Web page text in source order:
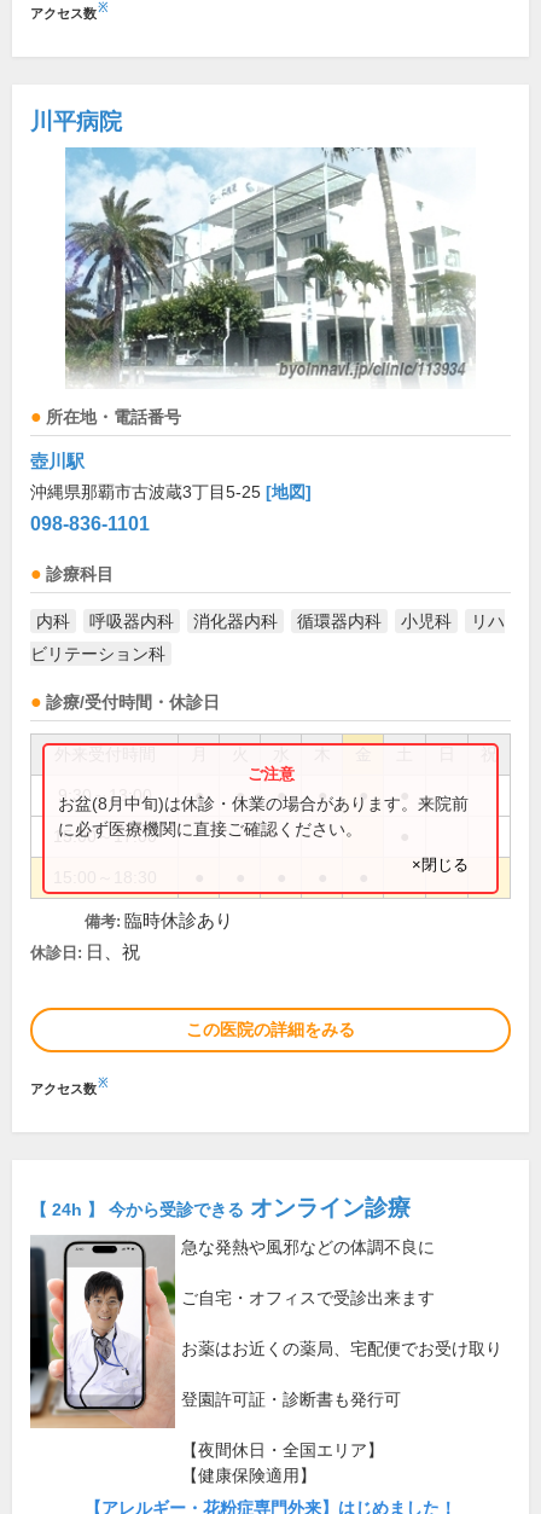
アクセス数※
川平病院
所在地・電話番号
壺川駅
沖縄県那覇市古波蔵3丁目5-25 [地図]
098-836-1101
診療科目
内科 呼吸器内科 消化器内科 循環器内科 小児科
リハ
ビリテーション科
診療/受付時間・休診日
祝
9:30～13:00 ● ● ● ● ●
15:00～17:00
お盆(8月中旬)は休診・休業の場合があります。来院前
に必ず医療機関に直接ご確認ください。
×閉じる
備考: 臨時休診あり
休診日: 日、祝
この医院の詳細をみる
アクセス数※
【 24h 】 今から受診できる オンライン診療
急な発熱や風邪などの体調不良に
ご自宅・オフィスで受診出来ます
お薬はお近くの薬局、宅配便でお受け取り
登園許可証・診断書も発行可
【夜間休日・全国エリア】
【健康保険適用】
【アレルギー・花粉症専門外来】はじめました！